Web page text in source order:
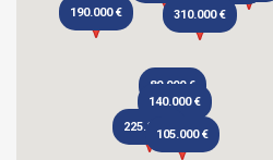
225.000 €
190.000 €
140.000 €
310.000 €
80.000 €
105.000 €